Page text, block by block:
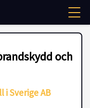
och
Sverige AB